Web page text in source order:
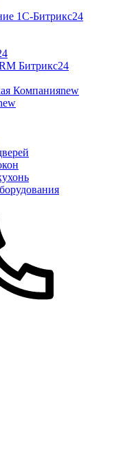
1С-Битрикс24
Битрикс24
Компанияnew